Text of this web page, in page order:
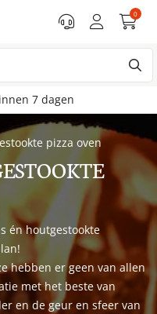
0
7 dagen
pizza oven
én houtgestookte
hebben er geen van allen
met het beste van
en de geur en sfeer van